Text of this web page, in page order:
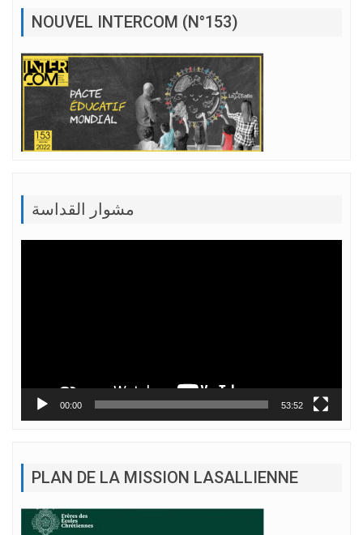
NOUVEL INTERCOM (N°153)
مشوار القداسة
00:00 53:52
PLAN DE LA MISSION LASALLIENNE